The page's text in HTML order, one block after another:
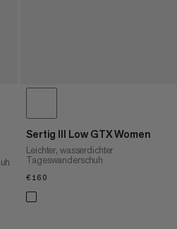
Sertig III Low GTX Women
Leichter, wasserdichter
Tageswanderschuh
€160